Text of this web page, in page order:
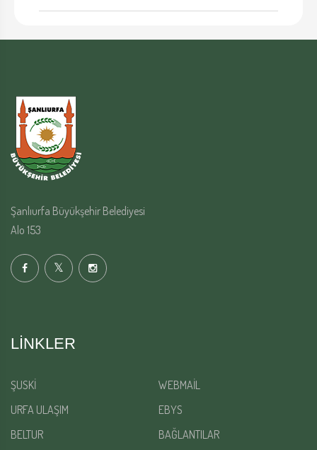
Şanlıurfa Büyükşehir Belediyesi
Alo 153
LINKLER
ŞUSKİ
WEBMAİL
URFA ULAŞIM
EBYS
BELTUR
BAĞLANTILAR